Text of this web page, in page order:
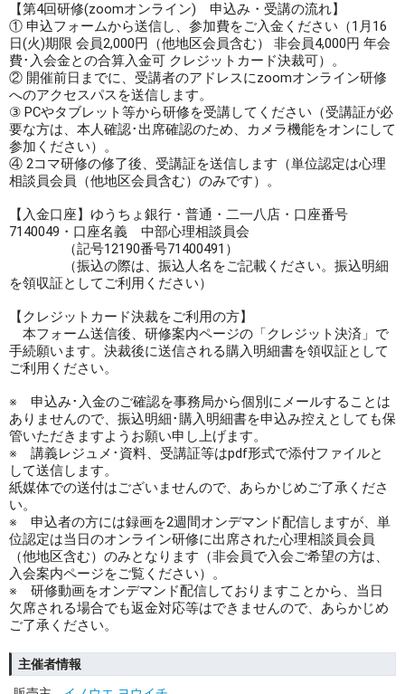
【第4回研修(zoomオンライン) 申込み・受講の流れ】
① 申込フォームから送信し、参加費をご入金ください（1月16
日(火)期限 会員2,000円（他地区会員含む） 非会員4,000円 年会
費･入会金との合算入金可 クレジットカード決裁可）。
② 開催前日までに、受講者のアドレスにzoomオンライン研修
へのアクセスパスを送信します。
③ PCやタブレット等から研修を受講してください（受講証が必
要な方は、本人確認･出席確認のため、カメラ機能をオンにして
参加ください）。
④ 2コマ研修の修了後、受講証を送信します（単位認定は心理
相談員会員（他地区会員含む）のみです）。
【⼊⾦⼝座】ゆうちょ銀⾏・普通・⼆⼀⼋店・⼝座番号
7140049・⼝座名義 中部⼼理相談員会
（記号12190番号71400491）
（振込の際は、振込⼈名をご記載ください。振込明細
を領収証としてご利⽤ください）
【クレジットカード決裁をご利用の方】
本フォーム送信後、研修案内ページの「クレジット決済」で
手続願います。決裁後に送信される購入明細書を領収証として
ご利用ください。
※ 申込み･入金のご確認を事務局から個別にメールすることは
ありませんので、振込明細･購入明細書を申込み控えとしても保
管いただきますようお願い申し上げます。
※ 講義レジュメ･資料、受講証等はpdf形式で添付ファイルと
して送信します。
紙媒体での送付はございませんので、あらかじめご了承くださ
い。
※ 申込者の方には録画を2週間オンデマンド配信しますが、単
位認定は当日のオンライン研修に出席された心理相談員会員
（他地区含む）のみとなります（非会員で入会ご希望の方は、
入会案内ページをご覧ください）。
※ 研修動画をオンデマンド配信しておりますことから、当日
欠席される場合でも返金対応等はできませんので、あらかじめ
ご了承ください。
主催者情報